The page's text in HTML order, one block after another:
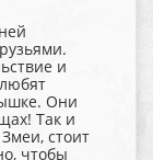
и
Они
Так и
стоит
чтобы